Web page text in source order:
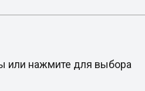
или нажмите для выбора